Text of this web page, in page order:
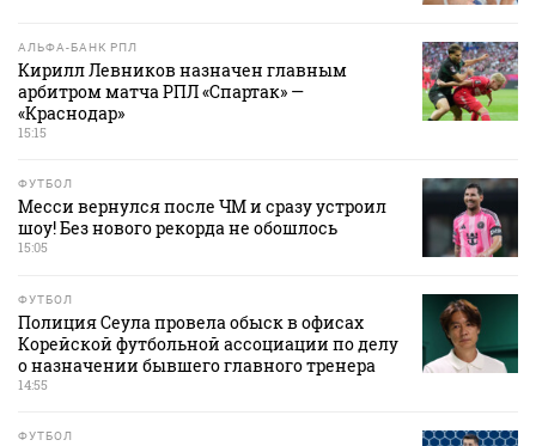
АЛЬФА-БАНК РПЛ
Кирилл Левников назначен главным
арбитром матча РПЛ «Спартак» —
«Краснодар»
15:15
ФУТБОЛ
Месси вернулся после ЧМ и сразу устроил
шоу! Без нового рекорда не обошлось
15:05
ФУТБОЛ
Полиция Сеула провела обыск в офисах
Корейской футбольной ассоциации по делу
о назначении бывшего главного тренера
14:55
ФУТБОЛ